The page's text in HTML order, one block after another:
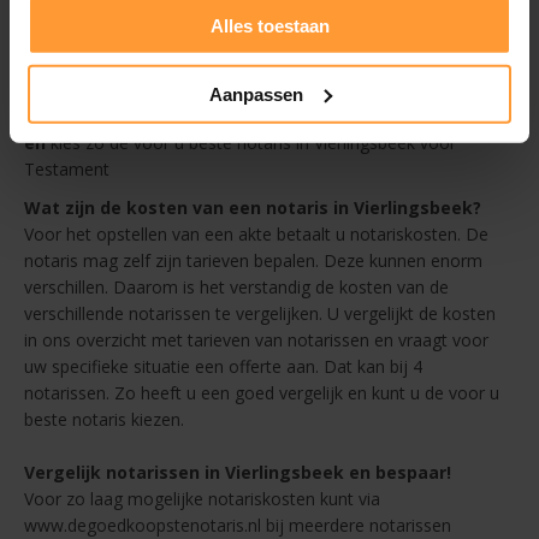
Alles toestaan
Aanpassen
Afstand - altijd een goedkope notaris in de buurt van
Vierlingsbeek
enkies zo de voor u beste notaris in Vierlingsbeek voor
Testament
Wat zijn de kosten van een notaris in Vierlingsbeek?
Voor het opstellen van een akte betaalt u notariskosten. De
notaris mag zelf zijn tarieven bepalen. Deze kunnen enorm
verschillen. Daarom is het verstandig de kosten van de
verschillende notarissen te vergelijken. U vergelijkt de kosten
in ons overzicht met tarieven van notarissen en vraagt voor
uw specifieke situatie een offerte aan. Dat kan bij 4
notarissen. Zo heeft u een goed vergelijk en kunt u de voor u
beste notaris kiezen.
Vergelijk notarissen in Vierlingsbeek en bespaar!
Voor zo laag mogelijke notariskosten kunt via
www.degoedkoopstenotaris.nl bij meerdere notarissen